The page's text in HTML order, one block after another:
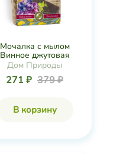
Мочалка с мылом
Винное джутовая
Дом Природы
271 ₽ 379 ₽
В корзину